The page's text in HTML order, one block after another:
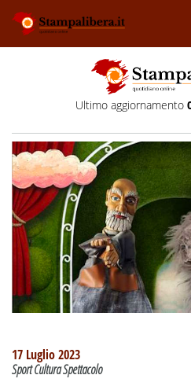
Ultimo aggiornamento
17 Luglio 2023
Sport Cultura Spettacolo